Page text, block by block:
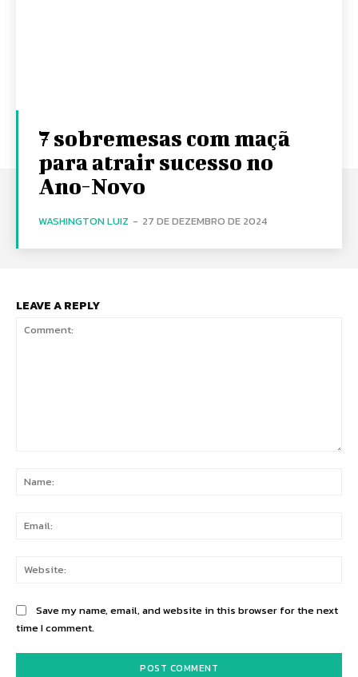
7 sobremesas com maçã
para atrair sucesso no
Ano-Novo
WASHINGTON LUIZ - 27 DE DEZEMBRO DE 2024
LEAVE A REPLY
Save my name, email, and website in this browser for the next
time I comment.